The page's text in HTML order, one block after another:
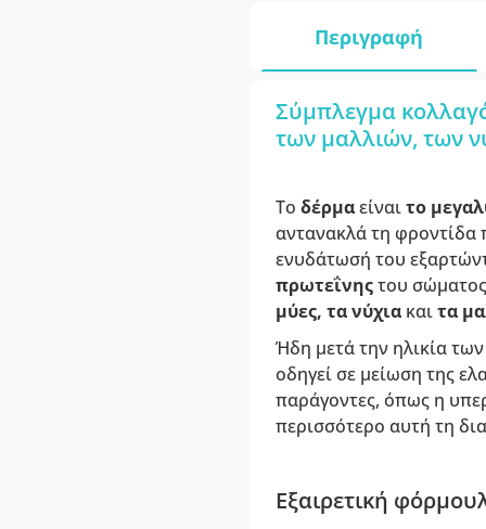
Περιγραφή
Σύμπλεγμα
των μαλλιών, των
Το δέρμαείναιτο
αντανακλά τη φροντίδα
ενυδάτωσή του
πρωτεΐνηςτου
μύες, τα νύχια καιτα
Ήδη μετά την ηλικία
οδηγεί σε μείωση της
παράγοντες, όπως η
περισσότερο αυτή τη
Εξαιρετική